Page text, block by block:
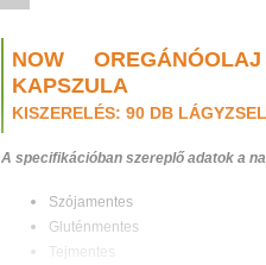
NOW
KAPSZULA
KISZERELÉS: 90 DB
A specifikációban szereplő adatok a
Szójamentes
Gluténmentes
Tejmentes